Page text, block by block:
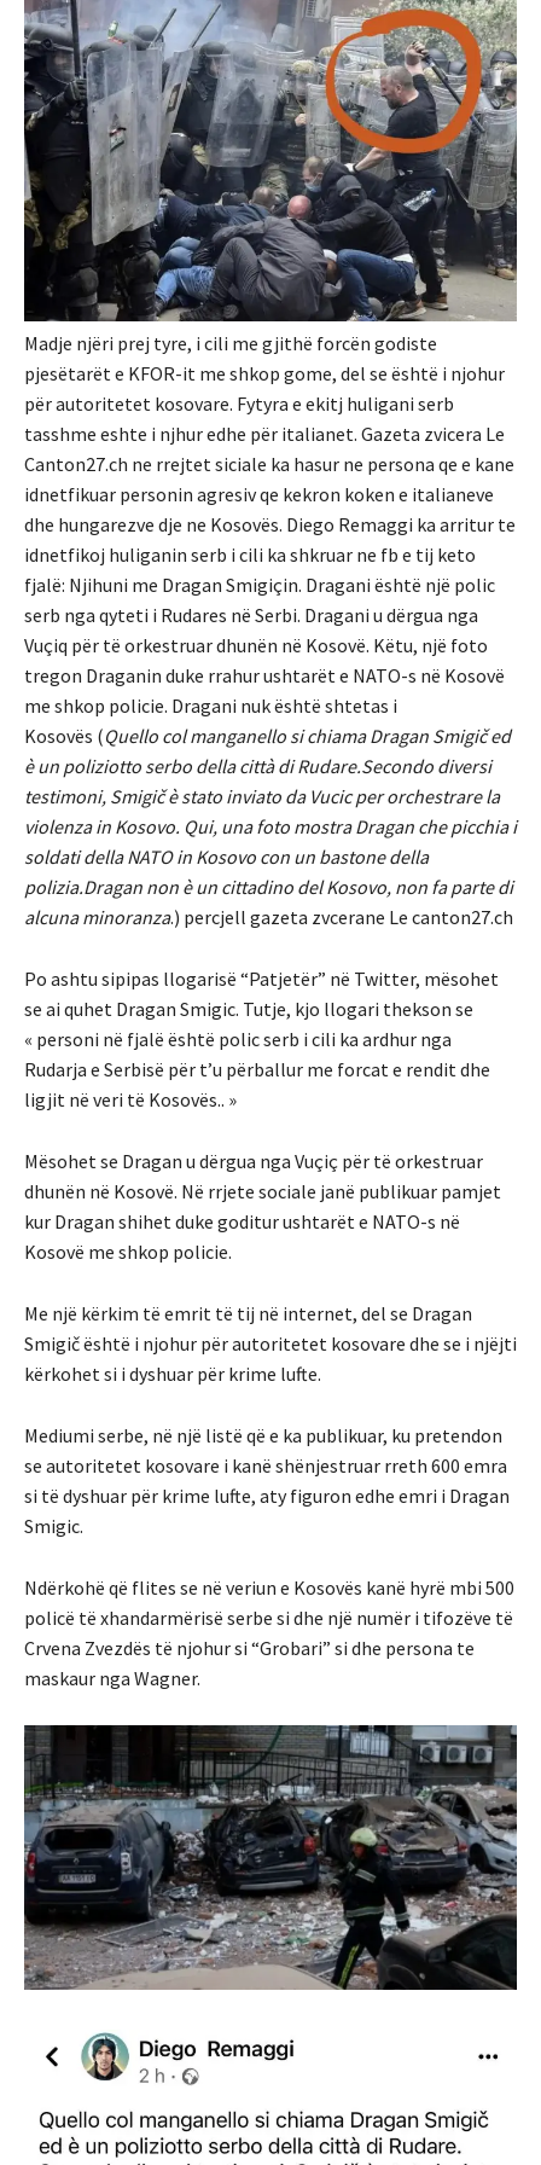
Madje njëri prej tyre, i cili me gjithë forcën godiste
pjesëtarët e KFOR-it me shkop gome, del se është i njohur
për autoritetet kosovare. Fytyra e ekitj huligani serb
tasshme eshte i njhur edhe për italianet. Gazeta zvicera Le
Canton27.ch ne rrejtet siciale ka hasur ne persona qe e kane
idnetfikuar personin agresiv qe kekron koken e italianeve
dhe hungarezve dje ne Kosovës. Diego Remaggi ka arritur te
idnetfikoj huliganin serb i cili ka shkruar ne fb e tij keto
fjalë: Njihuni me Dragan Smigiçin. Dragani është një polic
serb nga qyteti i Rudares në Serbi. Dragani u dërgua nga
Vuçiq për të orkestruar dhunën në Kosovë. Këtu, një foto
tregon Draganin duke rrahur ushtarët e NATO-s në Kosovë
me shkop policie. Dragani nuk është shtetas i
Kosovës (Quello col manganello si chiama Dragan Smigič ed
è un poliziotto serbo della città di Rudare.Secondo diversi
testimoni, Smigič è stato inviato da Vucic per orchestrare la
violenza in Kosovo. Qui, una foto mostra Dragan che picchia i
soldati della NATO in Kosovo con un bastone della
polizia.Dragan non è un cittadino del Kosovo, non fa parte di
alcuna minoranza.) percjell gazeta zvcerane Le canton27.ch
Po ashtu sipipas llogarisë “Patjetër” në Twitter, mësohet
se ai quhet Dragan Smigic. Tutje, kjo llogari thekson se
« personi në fjalë është polic serb i cili ka ardhur nga
Rudarja e Serbisë për t’u përballur me forcat e rendit dhe
ligjit në veri të Kosovës.. »
Mësohet se Dragan u dërgua nga Vuçiç për të orkestruar
dhunën në Kosovë. Në rrjete sociale janë publikuar pamjet
kur Dragan shihet duke goditur ushtarët e NATO-s në
Kosovë me shkop policie.
Me një kërkim të emrit të tij në internet, del se Dragan
Smigič është i njohur për autoritetet kosovare dhe se i njëjti
kërkohet si i dyshuar për krime lufte.
Mediumi serbe, në një listë që e ka publikuar, ku pretendon
se autoritetet kosovare i kanë shënjestruar rreth 600 emra
si të dyshuar për krime lufte, aty figuron edhe emri i Dragan
Smigic.
Ndërkohë që flites se në veriun e Kosovës kanë hyrë mbi 500
policë të xhandarmërisë serbe si dhe një numër i tifozëve të
Crvena Zvezdës të njohur si “Grobari” si dhe persona te
maskaur nga Wagner.